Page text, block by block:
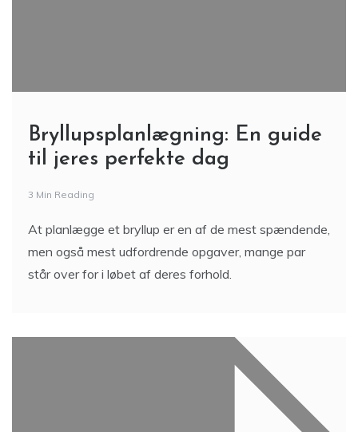
Bryllupsplanlægning: En guide
til jeres perfekte dag
3 Min Reading
At planlægge et bryllup er en af de mest spændende,
men også mest udfordrende opgaver, mange par
står over for i løbet af deres forhold.